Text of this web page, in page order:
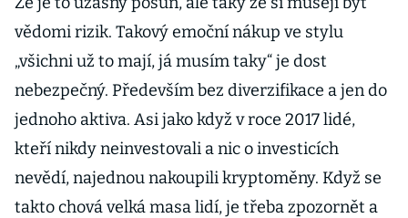
vědomi rizik. Takový emoční nákup ve stylu
„všichni už to mají, já musím taky“ je dost
nebezpečný. Především bez diverzifikace a jen do
jednoho aktiva. Asi jako když v roce 2017 lidé,
kteří nikdy neinvestovali a nic o investicích
nevědí, najednou nakoupili kryptoměny. Když se
takto chová velká masa lidí, je třeba zpozornět a